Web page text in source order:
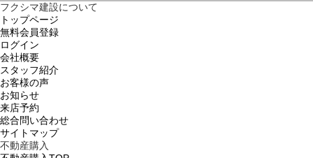
フクシマ建設について
トップページ
無料会員登録
ログイン
会社概要
スタッフ紹介
お客様の声
お知らせ
来店予約
総合問い合わせ
サイトマップ
不動産購入